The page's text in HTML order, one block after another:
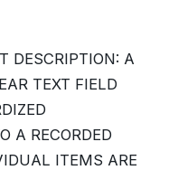
DESCRIPTION: A
TEXT FIELD
A RECORDED
ITEMS ARE